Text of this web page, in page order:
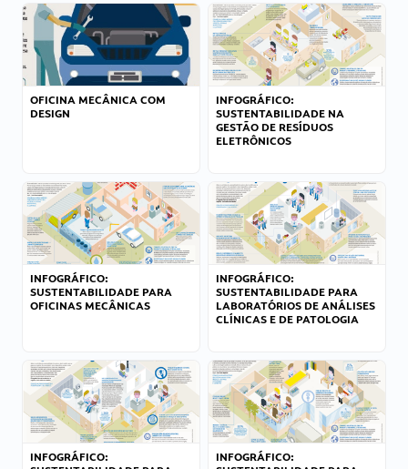
OFICINA MECÂNICA COM
DESIGN
INFOGRÁFICO:
SUSTENTABILIDADE NA
GESTÃO DE RESÍDUOS
ELETRÔNICOS
INFOGRÁFICO:
SUSTENTABILIDADE PARA
OFICINAS MECÂNICAS
INFOGRÁFICO:
SUSTENTABILIDADE PARA
LABORATÓRIOS DE ANÁLISES
CLÍNICAS E DE PATOLOGIA
INFOGRÁFICO:
INFOGRÁFICO: